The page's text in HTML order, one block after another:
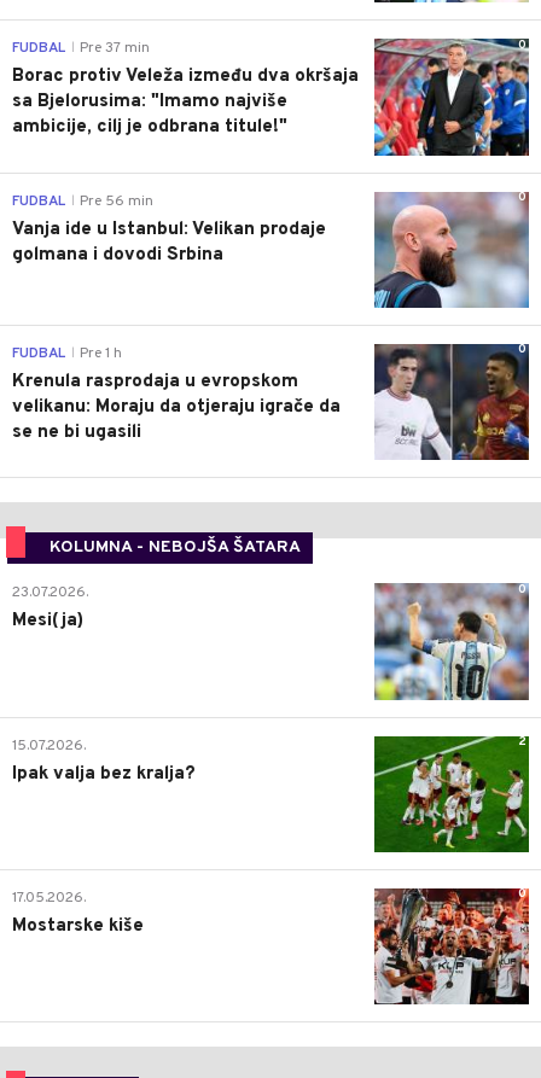
0
FUDBAL Pre 37 min
Borac protiv Veleža između dva okršaja
sa Bjelorusima: "Imamo najviše
ambicije, cilj je odbrana titule!"
0
FUDBAL Pre 56 min
Vanja ide u Istanbul: Velikan prodaje
golmana i dovodi Srbina
0
FUDBAL Pre 1 h
Krenula rasprodaja u evropskom
velikanu: Moraju da otjeraju igrače da
se ne bi ugasili
KOLUMNA - NEBOJŠA ŠATARA
0
23.07.2026.
Mesi(ja)
2
15.07.2026.
Ipak valja bez kralja?
0
17.05.2026.
Mostarske kiše